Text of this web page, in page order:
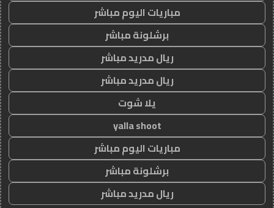
مباريات اليوم مباشر
برشلونة مباشر
ريال مدريد مباشر
ريال مدريد مباشر
يلا شوت
yalla shoot
مباريات اليوم مباشر
برشلونة مباشر
ريال مدريد مباشر